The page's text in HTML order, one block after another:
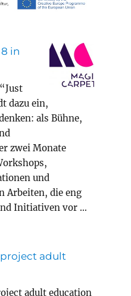
in
dazu ein,
als Bühne,
zwei Monate
und
Arbeiten, die eng
Initiativen vor …
Innsbruck“
project adult
adult education